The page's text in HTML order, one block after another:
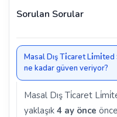
Sorulan Sorular
Masal Dış Ti̇caret Li̇mi̇ted
ne kadar güven veriyor?
Masal Dış Ti̇caret
yaklaşık 4 ay önce